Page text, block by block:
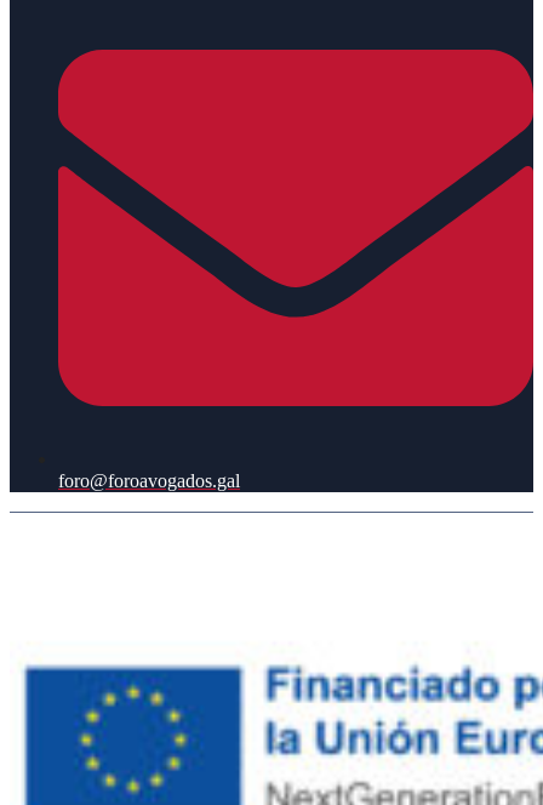
foro@foroavogados.gal